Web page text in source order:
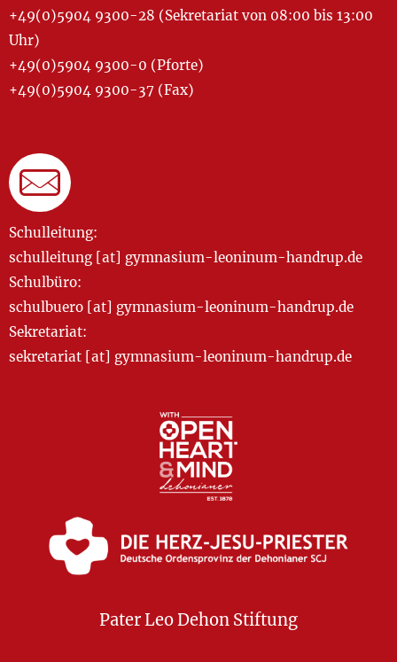
+49(0)5904 9300-28 (Sekretariat von 08:00 bis 13:00
Uhr)
+49(0)5904 9300-0 (Pforte)
+49(0)5904 9300-37 (Fax)
Schulleitung:
schulleitung [at] gymnasium-leoninum-handrup.de
Schulbüro:
schulbuero [at] gymnasium-leoninum-handrup.de
Sekretariat:
sekretariat [at] gymnasium-leoninum-handrup.de
Pater Leo Dehon Stiftung